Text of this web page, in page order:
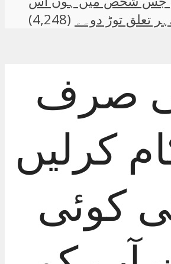
تعلق توڑ دو۔۔ (4,248)
صرف
4کام کرلیں
کوئی